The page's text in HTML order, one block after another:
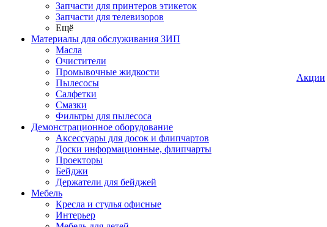
Запчасти для принтеров этикеток
Запчасти для телевизоров
Ещё
Материалы для обслуживания ЗИП
Масла
Очистители
Промывочные жидкости
Пылесосы
Салфетки
Смазки
Фильтры для пылесоса
Демонстрационное оборудование
Аксессуары для досок и флипчартов
Доски информационные, флипчарты
Проекторы
Бейджи
Держатели для бейджей
Мебель
Кресла и стулья офисные
Интерьер
Акции